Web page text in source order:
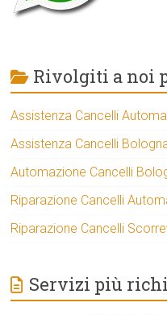
Rivolgiti a noi
Assistenza Cancelli
Assistenza Cancelli
Automazione Cancelli
Riparazione Cancelli
Riparazione Cancelli
Servizi più